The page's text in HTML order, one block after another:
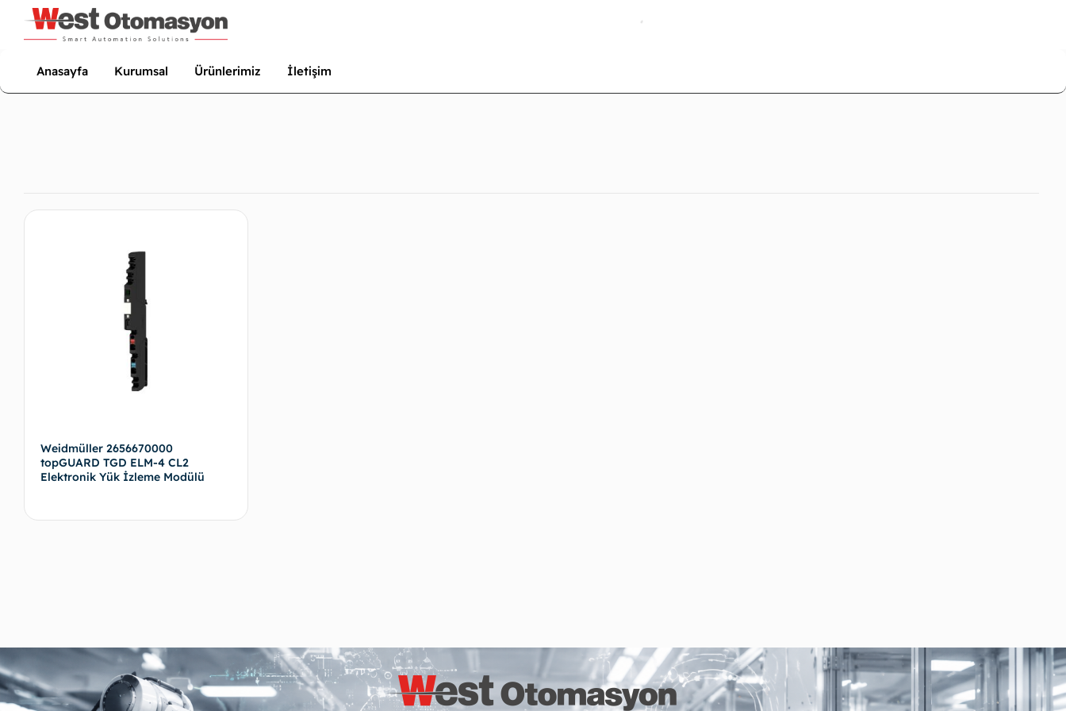
Anasayfa Kurumsal Ürünlerimiz İletişim
Weidmüller 2656670000
topGUARD TGD ELM-4 CL2
Elektronik Yük İzleme Modülü